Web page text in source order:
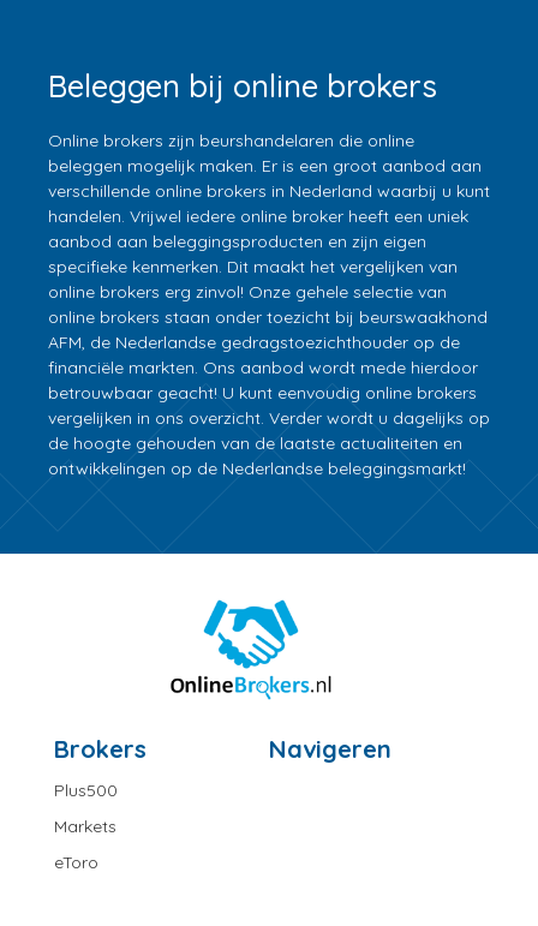
Beleggen bij online brokers
Online brokers zijn beurshandelaren die online
beleggen mogelijk maken. Er is een groot aanbod aan
verschillende online brokers in Nederland waarbij u kunt
handelen. Vrijwel iedere online broker heeft een uniek
aanbod aan beleggingsproducten en zijn eigen
specifieke kenmerken. Dit maakt het vergelijken van
online brokers erg zinvol! Onze gehele selectie van
online brokers staan onder toezicht bij beurswaakhond
AFM, de Nederlandse gedragstoezichthouder op de
financiële markten. Ons aanbod wordt mede hierdoor
betrouwbaar geacht! U kunt eenvoudig online brokers
vergelijken in ons overzicht. Verder wordt u dagelijks op
de hoogte gehouden van de laatste actualiteiten en
ontwikkelingen op de Nederlandse beleggingsmarkt!
Brokers
Plus500
Markets
eToro
Navigeren